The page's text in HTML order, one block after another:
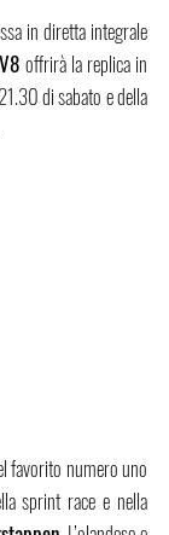
in diretta integrale
di sabato e della
favorito numero uno
sprint race e nella